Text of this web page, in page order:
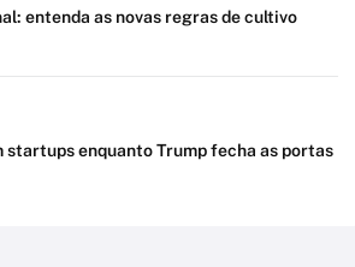
entenda as novas regras de cultivo
startups enquanto Trump fecha as portas